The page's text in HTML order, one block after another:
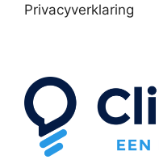
Privacyverklaring